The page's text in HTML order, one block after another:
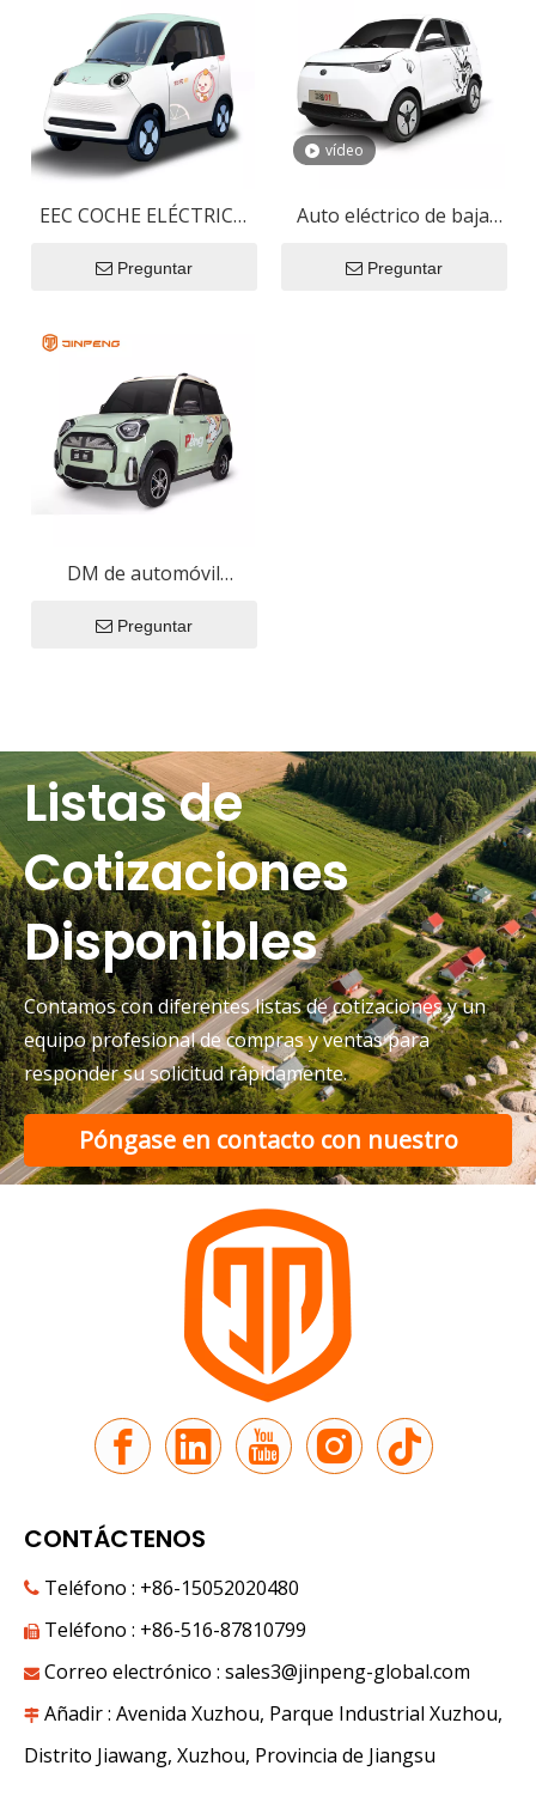
EEC COCHE ELÉCTRICO
Preguntar
vídeo
Auto eléctrico de baja
Preguntar
DM de automóvil
velocidad
Preguntar
Listas de
Cotizaciones
Disponibles
Contamos con diferentes listas de cotizaciones y un
equipo profesional de compras y ventas para
responder su solicitud rápidamente.
Póngase en contacto con nuestro
equipo de soporte
CONTÁCTENOS
 Teléfono : +86-15052020480
 Teléfono : +86-516-87810799
 Correo electrónico : sales3@jinpeng-global.com
 Añadir : Avenida Xuzhou, Parque Industrial Xuzhou,
Distrito Jiawang, Xuzhou, Provincia de Jiangsu